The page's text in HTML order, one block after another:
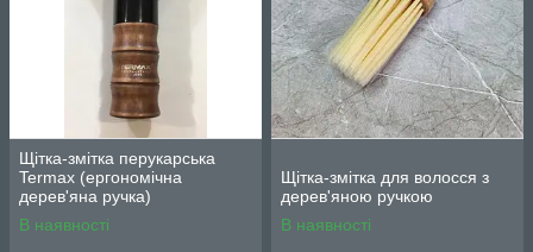
Щітка-змітка перукарська
Termax (ергономічна
дерев'яна ручка)
В наявності
Щітка-змітка для волосся з
дерев'яною ручкою
В наявності